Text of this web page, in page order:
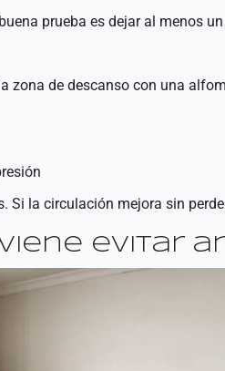
prueba es dejar al menos
zona de descanso con una
la circulación mejora sin
evitar